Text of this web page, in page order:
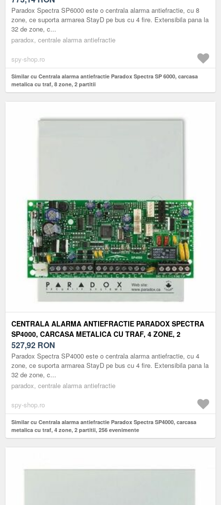
Paradox Spectra SP6000 este o centrala alarma antiefractie, cu 8
zone, ce suporta armarea StayD pe bus cu 4 fire. Extensibila pana la
32 de zone, c...
paradox, centrale alarma antiefractie
spy-shop.ro
Similar cu Centrala alarma antiefractie Paradox Spectra SP 6000, carcasa
metalica cu traf, 8 zone, 2 partitii
CENTRALA ALARMA ANTIEFRACTIE PARADOX SPECTRA
SP4000, CARCASA METALICA CU TRAF, 4 ZONE, 2
PARTITII, 256 EVENIMENTE
527,92 RON
Paradox Spectra SP4000 este o centrala alarma antiefractie, cu 4
zone, ce suporta armarea StayD pe bus cu 4 fire. Extensibila pana la
32 de zone, c...
paradox, centrale alarma antiefractie
spy-shop.ro
Similar cu Centrala alarma antiefractie Paradox Spectra SP4000, carcasa
metalica cu traf, 4 zone, 2 partitii, 256 evenimente